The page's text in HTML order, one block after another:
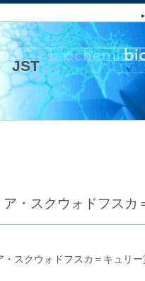
JST
・スクウォドフスカ
スクウォドフスカ＝キュリー